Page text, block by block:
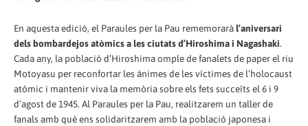
En aquesta edició, el Paraules per la Pau rememoraràl’aniversari
dels bombardejos atòmics a les ciutats d’Hiroshima i Nagashaki.
Cada any, la població d’Hiroshima omple de fanalets de paper el riu
Motoyasu per reconfortar les ànimes de les víctimes de l’holocaust
atòmic i mantenir viva la memòria sobre els fets succeïts el 6 i 9
d’agost de 1945. Al Paraules per la Pau, realitzarem un taller de
fanals amb què ens solidaritzarem amb la població japonesa i